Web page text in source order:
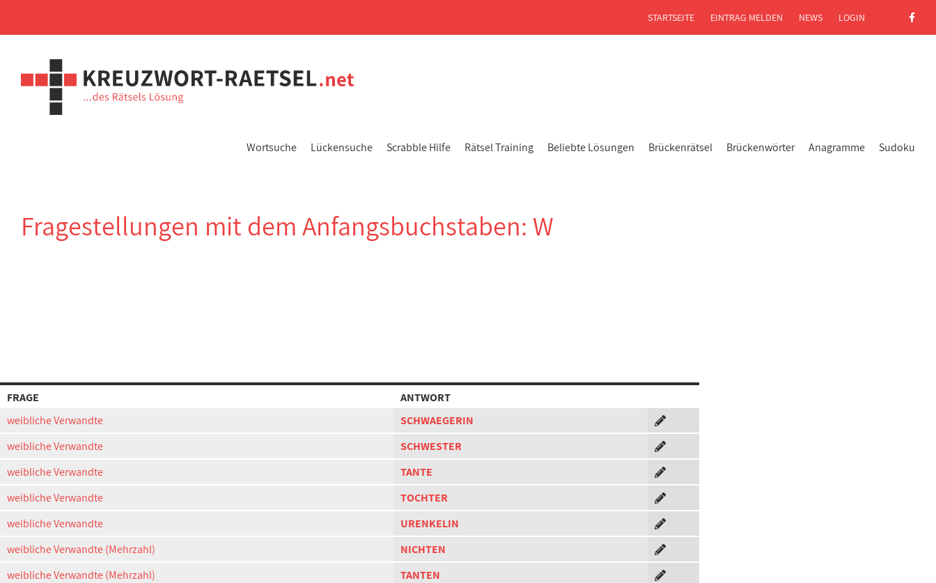
Wortsuche Lückensuche Scrabble Hilfe Rätsel Training Beliebte Lösungen Brückenrätsel Brückenwörter Anagramme Sudoku
STARTSEITE EINTRAG MELDEN NEWS LOGIN
Fragestellungen mit dem Anfangsbuchstaben: W
FRAGE
ANTWORT
weibliche Verwandte
SCHWAEGERIN
weibliche Verwandte
SCHWESTER
weibliche Verwandte
TANTE
weibliche Verwandte
TOCHTER
weibliche Verwandte
URENKELIN
weibliche Verwandte (Mehrzahl)
NICHTEN
weibliche Verwandte (Mehrzahl)
TANTEN